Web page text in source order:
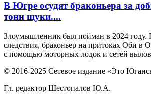
В Югре осудят браконьера за
тонн щуки....
Злоумышленник был пойман в 2024 году.
следствия, браконьер на притоках Оби в
с помощью моторных лодок и сетей
© 2016-2025 Сетевое издание «Это
Гл. редактор Шестопалов Ю.А.